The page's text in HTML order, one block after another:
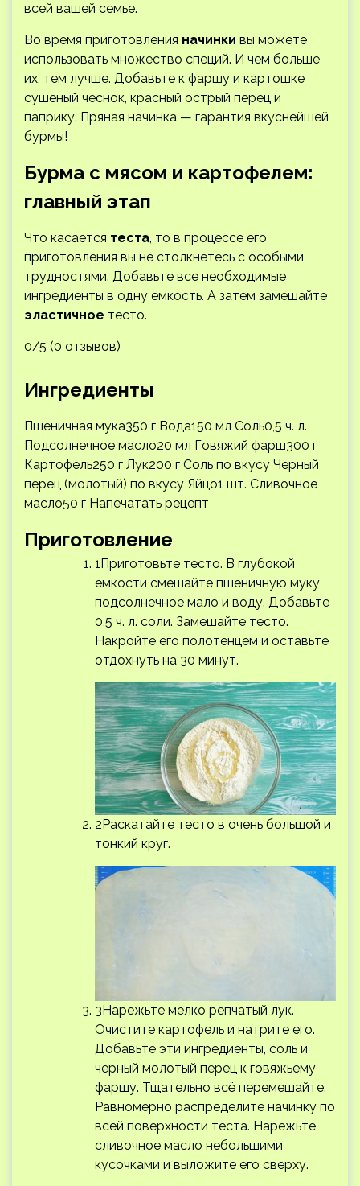
всей вашей семье.
Во время приготовления начинки вы можете
использовать множество специй. И чем больше
их, тем лучше. Добавьте к фаршу и картошке
сушеный чеснок, красный острый перец и
паприку. Пряная начинка — гарантия вкуснейшей
бурмы!
Бурма с мясом и картофелем:
главный этап
Что касается теста, то в процессе его
приготовления вы не столкнетесь с особыми
трудностями. Добавьте все необходимые
ингредиенты в одну емкость. А затем замешайте
эластичное тесто.
0/5 (0 отзывов)
Ингредиенты
Пшеничная мука350 г Вода150 мл Соль0,5 ч. л.
Подсолнечное масло20 мл Говяжий фарш300 г
Картофель250 г Лук200 г Соль по вкусу Черный
перец (молотый) по вкусу Яйцо1 шт. Сливочное
масло50 г Напечатать рецепт
Приготовление
1Приготовьте тесто. В глубокой
емкости смешайте пшеничную муку,
подсолнечное мало и воду. Добавьте
0,5 ч. л. соли. Замешайте тесто.
Накройте его полотенцем и оставьте
отдохнуть на 30 минут.
2Раскатайте тесто в очень большой и
тонкий круг.
3Нарежьте мелко репчатый лук.
Очистите картофель и натрите его.
Добавьте эти ингредиенты, соль и
черный молотый перец к говяжьему
фаршу. Тщательно всё перемешайте.
Равномерно распределите начинку по
всей поверхности теста. Нарежьте
сливочное масло небольшими
кусочками и выложите его сверху.